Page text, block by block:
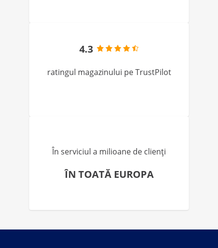
4.3
ratingul magazinului pe TrustPilot
În serviciul a milioane de clienți
ÎN TOATĂ EUROPA